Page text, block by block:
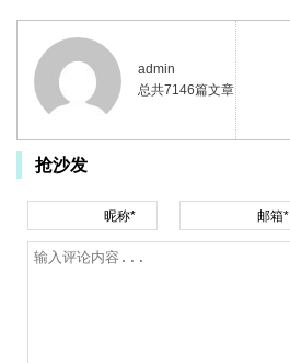
admin
总共7146篇文章
抢沙发
昵称* 邮箱*